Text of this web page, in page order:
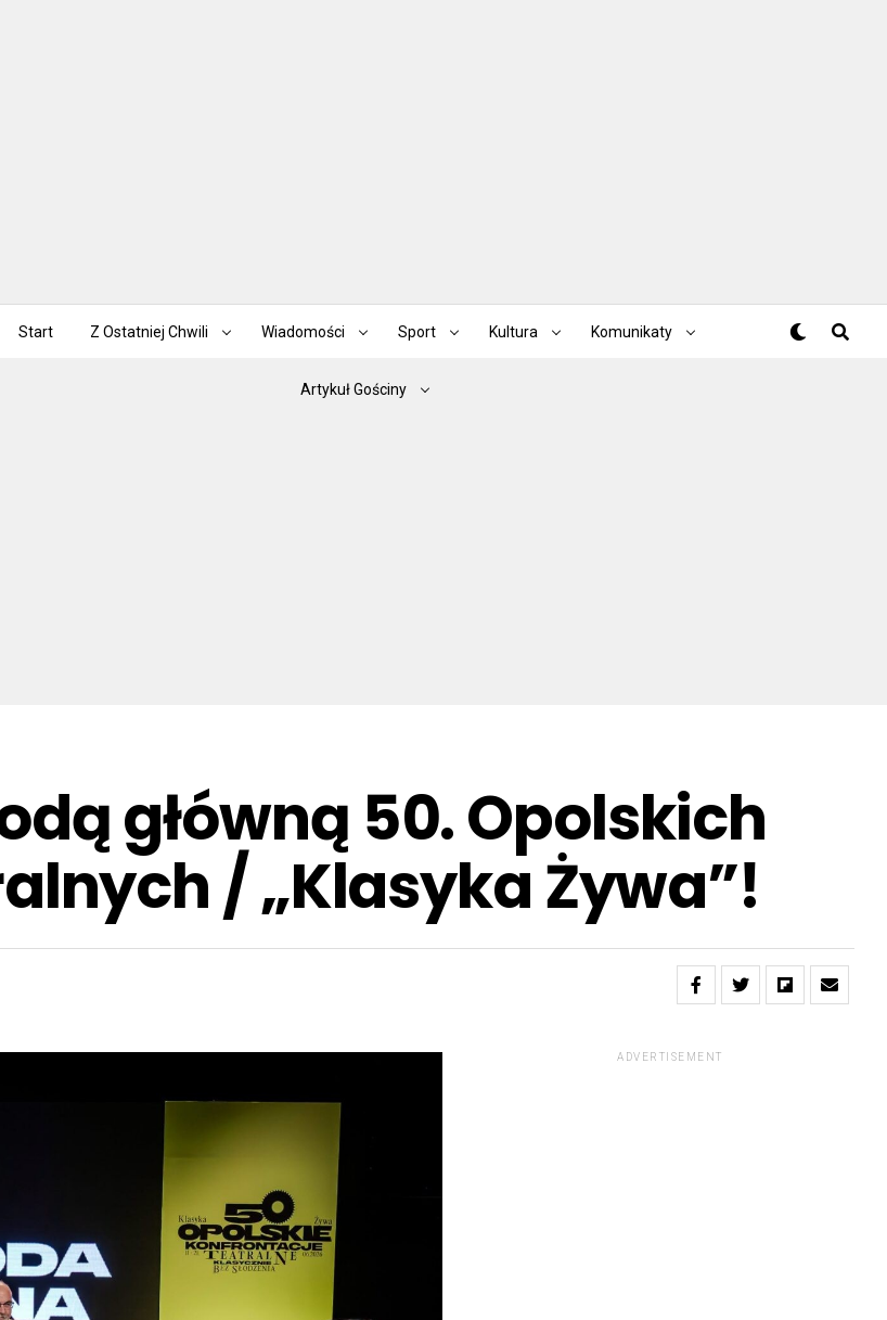
Start Z Ostatniej Chwili Wiadomości Sport Kultura Komunikaty
Artykuł Gościny
główną 50. Opolskich
/ „Klasyka Żywa”!
ADVERTISEMENT